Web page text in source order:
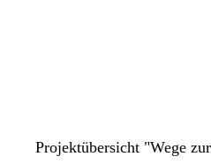
Projektübersicht "Wege